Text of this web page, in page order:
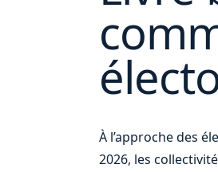
À l’approche des
2026, les